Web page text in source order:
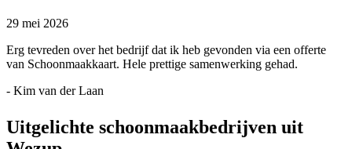
29 mei 2026
Erg tevreden over het bedrijf dat ik heb gevonden via een offerte
van Schoonmaakkaart. Hele prettige samenwerking gehad.
- Kim van der Laan
Uitgelichte schoonmaakbedrijven uit